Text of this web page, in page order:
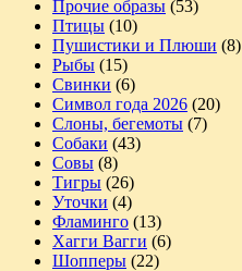
Прочие образы (53)
Птицы (10)
Пушистики и Плюши (8)
Рыбы (15)
Свинки (6)
Символ года 2026 (20)
Слоны, бегемоты (7)
Собаки (43)
Совы (8)
Тигры (26)
Уточки (4)
Фламинго (13)
Хагги Вагги (6)
Шопперы (22)